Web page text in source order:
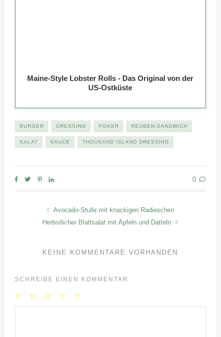
Maine-Style Lobster Rolls - Das Original von der
US-Ostküste
BURGER DRESSING POKER REUBEN-SANDWICH
SALAT SAUCE THOUSAND ISLAND DRESSING
0
Avocado-Stulle mit knackigen Radieschen
Herbstlicher Blattsalat mit Äpfeln und Datteln
KEINE KOMMENTARE VORHANDEN
SCHREIBE EINEN KOMMENTAR